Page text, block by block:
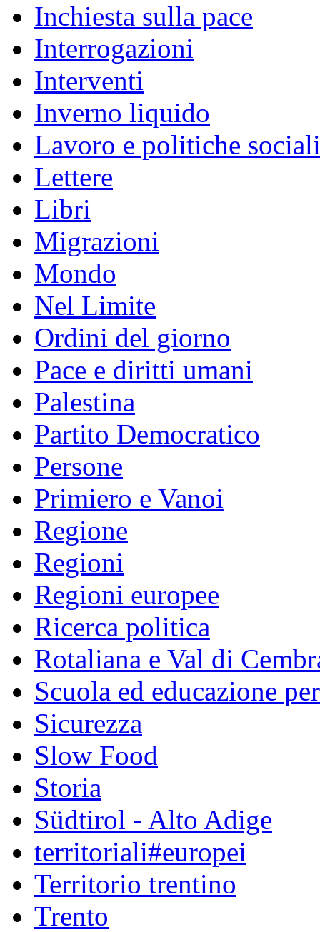
Inchiesta sulla pace
Interrogazioni
Interventi
Inverno liquido
Lavoro e politiche sociali
Lettere
Libri
Migrazioni
Mondo
Nel Limite
Ordini del giorno
Pace e diritti umani
Palestina
Partito Democratico
Persone
Primiero e Vanoi
Regione
Regioni
Regioni europee
Ricerca politica
Rotaliana e Val di
Scuola ed educazione
Sicurezza
Slow Food
Storia
Südtirol - Alto Adige
territoriali#europei
Territorio trentino
Trento